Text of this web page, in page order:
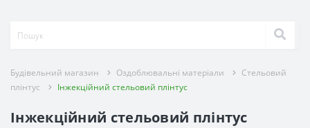
Будівельний магазин Оздоблювальні матеріали
Стельовий
плінтус
Інжекційний стельовий плінтус
Інжекційний стельовий плінтус